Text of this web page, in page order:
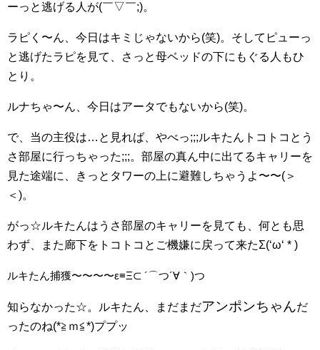
ーっと逃げる人が(￣▽￣;)。
ラピく〜ん、今日はキミじゃないから(笑)。そしてピューっ
と逃げたラピを見て、さっと母ベッドの下にもぐる人もひ
とり。
ルナちゃ〜ん、今日はアータでもないから(笑)。
で、当の主役は…と見れば、やべっ;;;ルキたんトコトコとう
さ部屋に行っちゃった;;;。部屋の真ん中に出てるキャリーを
見た途端に、きっとタワーの上に避難しちゃうよ〜〜(＞
＜)。
がっ☆ルキたんはうさ部屋のキャリーを見ても、何とも思
わず、また廊下をトコトコとご機嫌に戻って来たΣ(‘ω‘ * )
ルキたん捕獲〜〜〜〜ε≡Ξ⊂ ´⌒つ´∀｀)つ
知らなかった☆。ルキたん、まだまだアンポンちゃんだ
ったのね(*≧ｍ≦*)ププッ